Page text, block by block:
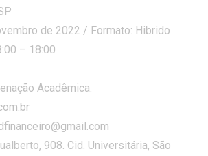
de 2022 / Formato: Hibrido
– 18:00
Acadêmica:
908. Cid. Universitária, São